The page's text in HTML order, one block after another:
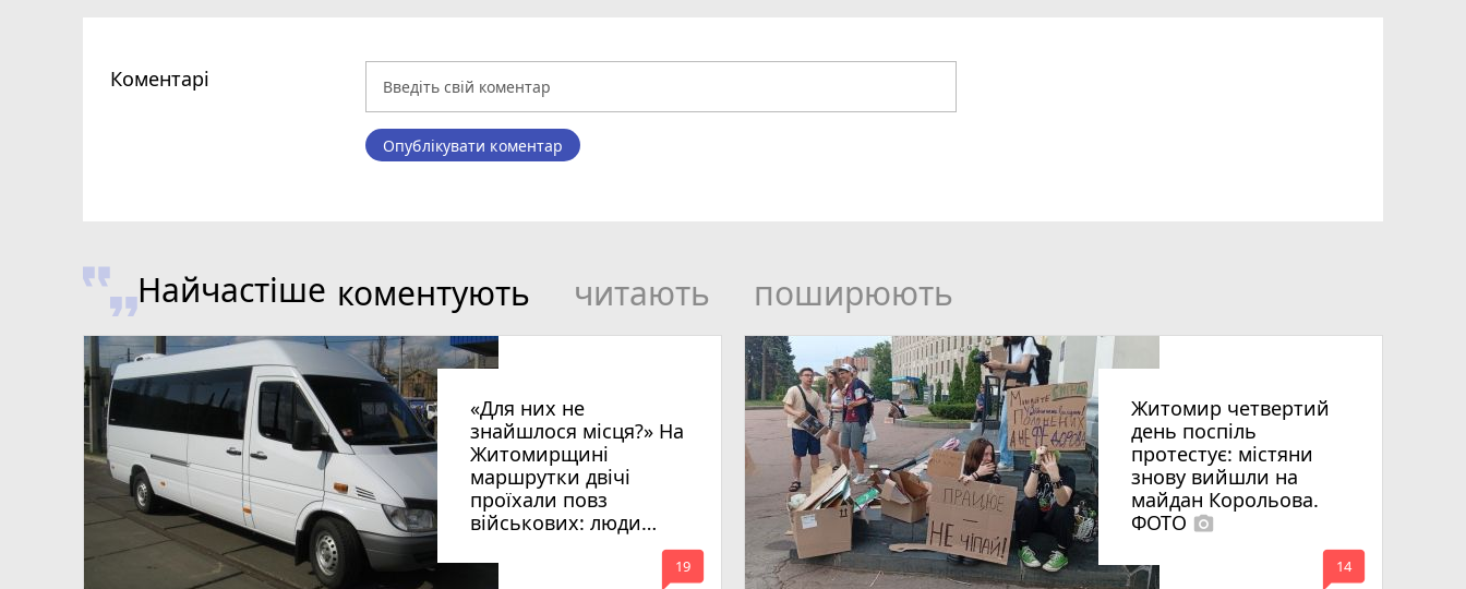
Коментарі
Опублікувати коментар
Найчастіше коментують читають поширюють
«Для них не
знайшлося місця?» На
Житомирщині
маршрутки двічі
проїхали повз
військових: люди
вимагають покарати
винних
mode_comment
19
Житомир четвертий
день поспіль
протестує: містяни
знову вийшли на
майдан Корольова.
ФОТО photo_camera
mode_comment
14